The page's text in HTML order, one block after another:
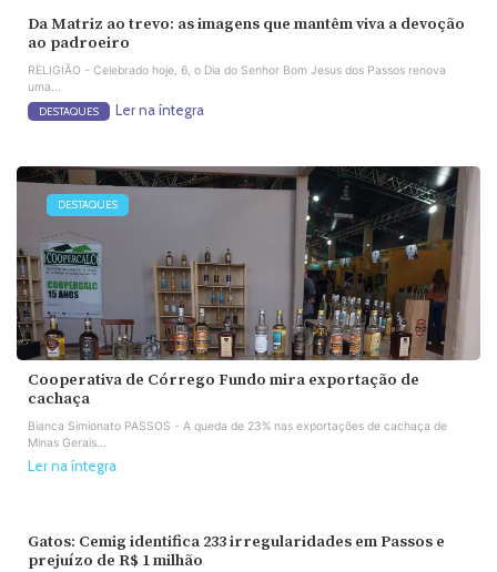
Da Matriz ao trevo: as imagens que mantêm viva a devoção
ao padroeiro
RELIGIÃO - Celebrado hoje, 6, o Dia do Senhor Bom Jesus dos Passos renova
uma...
DESTAQUES Ler na íntegra
DESTAQUES
Cooperativa de Córrego Fundo mira exportação de
cachaça
Bianca Simionato PASSOS - A queda de 23% nas exportações de cachaça de
Minas Gerais...
Ler na íntegra
Gatos: Cemig identifica 233 irregularidades em Passos e
prejuízo de R$ 1 milhão